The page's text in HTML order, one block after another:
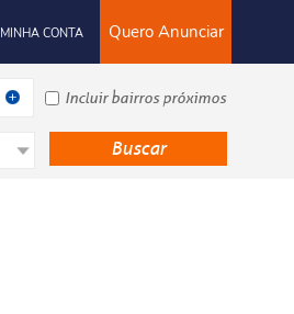
Quero Anunciar
MINHA CONTA
Incluir bairros próximos